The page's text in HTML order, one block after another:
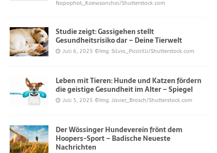
Napaphat_Kaewsanchai/Shutterstock.com
Studie zeigt: Gassigehen stellt
Gesundheitsrisiko dar – Deine Tierwelt
Juli 6, 2025 ©Img. Silvia_Piccirilli/Shutterstock.com
Leben mit Tieren: Hunde und Katzen fördern
die geistige Gesundheit im Alter – Spiegel
Juli 5, 2025 ©Img. Javier_Brosch/Shutterstock.com
Der Wössinger Hundeverein frönt dem
Hoopers-Sport – Badische Neueste
Nachrichten